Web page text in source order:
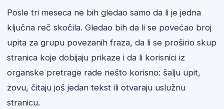
Posle tri meseca ne bih gledao samo da li je jedna
ključna reč skočila. Gledao bih da li se povećao broj
upita za grupu povezanih fraza, da li se proširio skup
stranica koje dobijaju prikaze i da li korisnici iz
organske pretrage rade nešto korisno: šalju upit,
zovu, čitaju još jedan tekst ili otvaraju uslužnu
stranicu.